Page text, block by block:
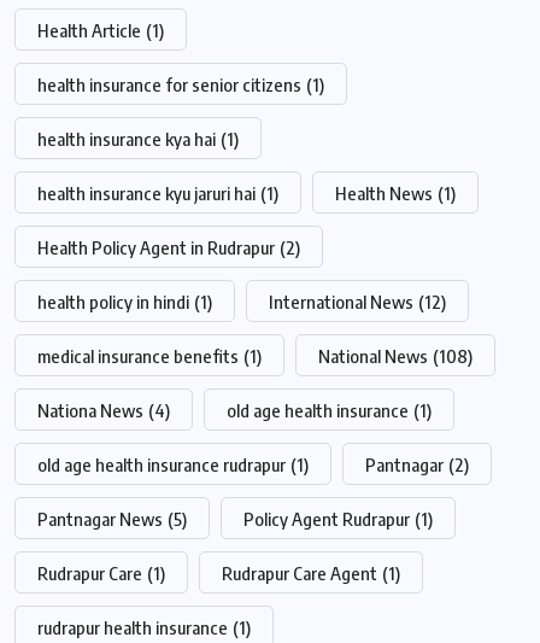
Health Article (1)
health insurance for senior citizens (1)
health insurance kya hai (1)
health insurance kyu jaruri hai (1) Health News (1)
Health Policy Agent in Rudrapur (2)
health policy in hindi (1) International News (12)
medical insurance benefits (1) National News (108)
Nationa News (4) old age health insurance (1)
old age health insurance rudrapur (1) Pantnagar (2)
Pantnagar News (5) Policy Agent Rudrapur (1)
Rudrapur Care (1) Rudrapur Care Agent (1)
rudrapur health insurance (1)